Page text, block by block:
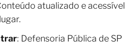
atualizado e acessível
: Defensoria Pública de SP